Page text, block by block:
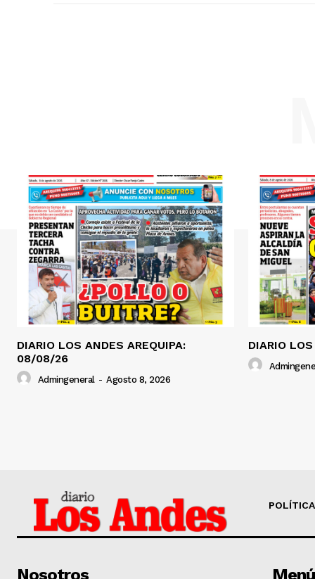
DIARIO LOS ANDES AREQUIPA:
08/08/26
Admingeneral - Agosto 8, 2026
DIARIO
POLÍTICA
Nosotros Menú